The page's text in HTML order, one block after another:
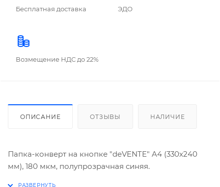
Бесплатная доставка ЭДО
Возмещение НДС до 22%
ОПИСАНИЕ ОТЗЫВЫ НАЛИЧИЕ
Папка-конверт на кнопке "deVENTE" A4 (330x240
мм), 180 мкм, полупрозрачная синяя.